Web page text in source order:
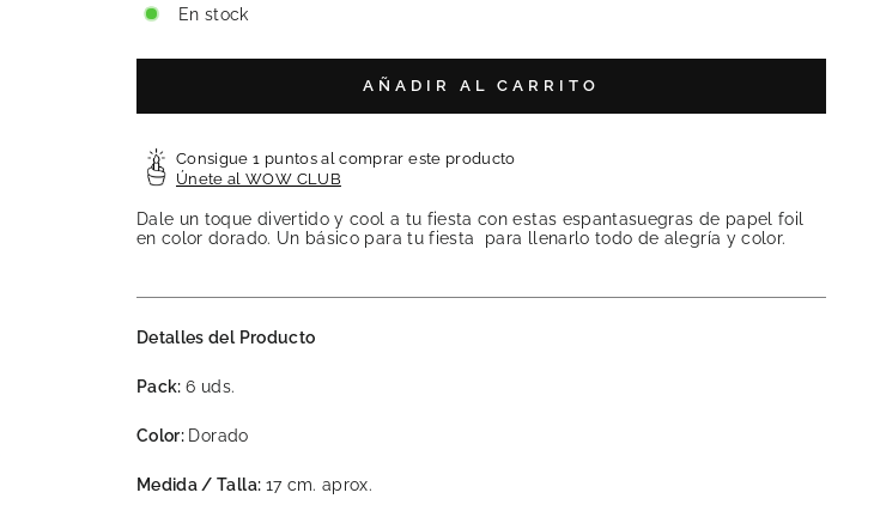
En stock
AÑADIR AL CARRITO
Consigue 1 puntos al comprar este producto
Únete al WOW CLUB
Dale un toque divertido y cool a tu fiesta con estas espantasuegras de papel foil
en color dorado. Un básico para tu fiesta para llenarlo todo de alegría y color.
Detalles del Producto
Pack:6 uds.
Color: Dorado
Medida / Talla: 17 cm. aprox.